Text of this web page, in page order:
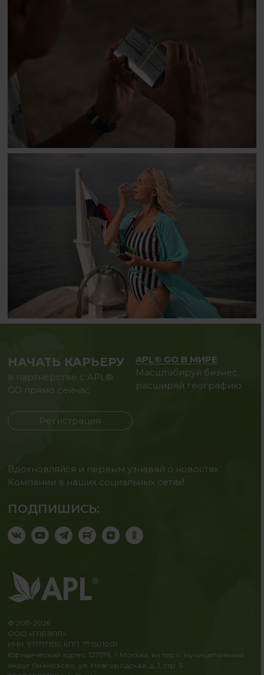
НАЧАТЬ КАРЬЕРУ
в партнерстве с APL®
GO прямо сейчас
Регистрация
APL® GO В МИРЕ
Масштабируй бизнес,
расширяй географию.
Вдохновляйся и первым узнавай о новостях
Компании в наших социальных сетях!
ПОДПИШИСЬ:
© 2011-2026
ООО «ГЛБЭПЛ»
ИНН: 9717171510 КПП: 771501001
Юридический адрес: 127576, г.Москва, вн.тер.г. муниципальный
округ Лианозово, ул. Новгородская, д. 1, стр. 5